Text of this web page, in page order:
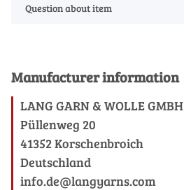
Question about item
Manufacturer information
LANG GARN & WOLLE GMBH
Püllenweg 20
41352 Korschenbroich
Deutschland
info.de@langyarns.com